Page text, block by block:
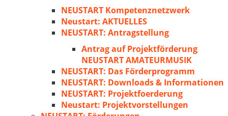
NEUSTART Kompetenznetzwerk
Neustart: AKTUELLES
NEUSTART: Antragstellung
Antrag auf Projektförderung
NEUSTART AMATEURMUSIK
NEUSTART: Das Förderprogramm
NEUSTART: Downloads & Informationen
NEUSTART: Projektfoerderung
Neustart: Projektvorstellungen